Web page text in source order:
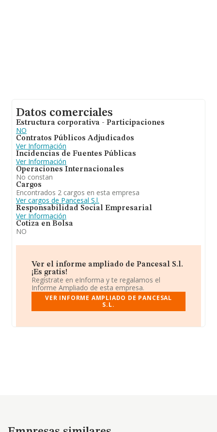
Datos comerciales
Estructura corporativa - Participaciones
NO
Contratos Públicos Adjudicados
Ver Información
Incidencias de Fuentes Públicas
Ver Información
Operaciones Internacionales
No constan
Cargos
Encontrados 2 cargos en esta empresa
Ver cargos de Pancesal S.l.
Responsabilidad Social Empresarial
Ver Información
Cotiza en Bolsa
NO
Ver el informe ampliado de Pancesal S.l.
¡Es gratis!
Regístrate en eInforma y te regalamos el
Informe Ampliado de esta empresa.
VER INFORME AMPLIADO DE PANCESAL
S.L.
Empresas similares